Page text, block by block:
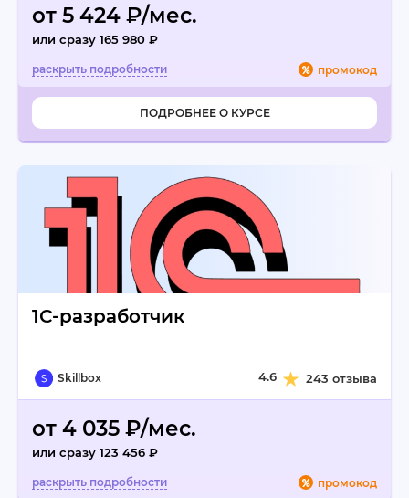
от 5 424 ₽/мес.
или сразу 165 980 ₽
промокод
ПОДРОБНЕЕ О КУРСЕ
1С-разработчик
Skillbox 4.6 243 отзыва
от 4 035 ₽/мес.
или сразу 123 456 ₽
промокод